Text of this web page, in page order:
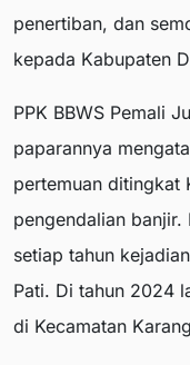
penertiban, dan
kepada Kabupaten
PPK BBWS Pemali
paparannya
pertemuan ditingkat
pengendalian
setiap tahun
Pati. Di tahun 2024
di Kecamatan